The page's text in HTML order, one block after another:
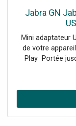
Jabra GN
Mini adaptateur
de votre
Play Portée